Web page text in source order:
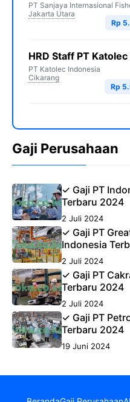
PT Sanjaya Internasional
Jakarta Utara
Rp
HRD Staff PT
PT Katolec Indonesia
Cikarang
Rp
Gaji Perusahaan
✓ Gaji PT
Terbaru 2024
2 Juli 2024
✓ Gaji PT
Indonesia
2 Juli 2024
✓ Gaji PT
Terbaru 2024
2 Juli 2024
✓ Gaji PT
Terbaru 2024
19 Juni 2024